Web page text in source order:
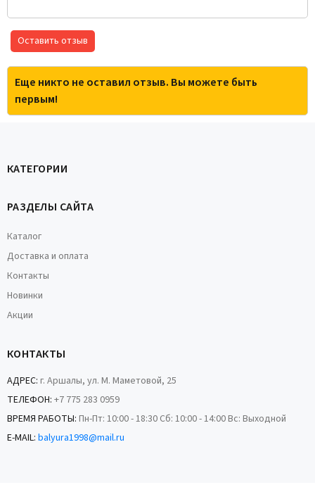
Оставить отзыв
Еще никто не оставил отзыв. Вы можете быть
первым!
КАТЕГОРИИ
РАЗДЕЛЫ САЙТА
Каталог
Доставка и оплата
Контакты
Новинки
Акции
КОНТАКТЫ
АДРЕС: г. Аршалы, ул. М. Маметовой, 25
ТЕЛЕФОН: +7 775 283 0959
ВРЕМЯ РАБОТЫ: Пн-Пт: 10:00 - 18:30 Сб: 10:00 - 14:00 Вс: Выходной
E-MAIL: balyura1998@mail.ru